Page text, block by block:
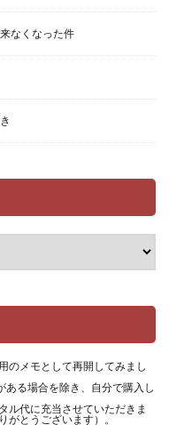
なくなった件
のメモとして再開してみまし
る場合を除き、自分で購入し
ル代に充当させていただきま
とうございます）。